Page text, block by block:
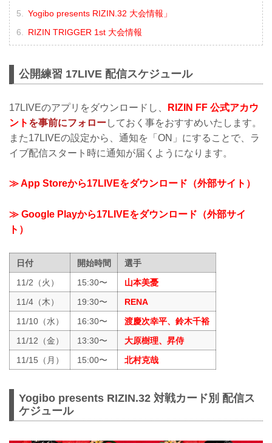
Yogibo presents RIZIN.32 大会情報」
RIZIN TRIGGER 1st 大会情報
公開練習 17LIVE 配信スケジュール
17LIVEのアプリをダウンロードし、
RIZIN FF 公式アカウ
ント を事前にフォローしておく事をおすすめいたします。
また17LIVEの設定から、通知を「ON」にすることで、ラ
イブ配信スタート時に通知が届くようになります。
≫ App Storeから17LIVEをダウンロード（外部サイト）
≫ Google Playから17LIVEをダウンロード（外部サイ
ト）
日付 開始時間
選手
11/2（火）
15:30〜
山本美憂
11/4（木）
19:30〜
RENA
11/10（水）
16:30〜
渡慶次幸平、鈴木千裕
11/12（金）
13:30〜
大原樹理、昇侍
11/15（月）
15:00〜 北村克哉
Yogibo presents RIZIN.32 対戦カード別 配信ス
ケジュール